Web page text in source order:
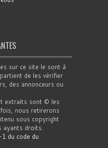
sur ce site le sont à
de les vérifier
des annonceurs ou
extraits sont © les
nous retirerons
sous copyright
ayants droits.
du code du